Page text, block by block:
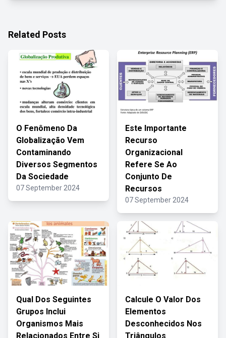
Related Posts
O Fenômeno Da
Globalização Vem
Contaminando
Diversos Segmentos
Da Sociedade
07 September 2024
Este Importante
Recurso
Organizacional
Refere Se Ao
Conjunto De
Recursos
07 September 2024
Qual Dos Seguintes
Grupos Inclui
Organismos Mais
Relacionados Entre Si
Calcule O Valor Dos
Elementos
Desconhecidos Nos
Triângulos